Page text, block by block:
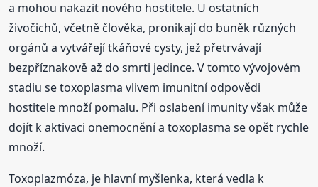
a mohou nakazit nového hostitele. U ostatních
živočichů, včetně člověka, pronikají do buněk různých
orgánů a vytvářejí tkáňové cysty, jež přetrvávají
bezpříznakově až do smrti jedince. V tomto vývojovém
stadiu se toxoplasma vlivem imunitní odpovědi
hostitele množí pomalu. Při oslabení imunity však může
dojít k aktivaci onemocnění a toxoplasma se opět rychle
množí.
Toxoplazmóza, je hlavní myšlenka, která vedla k